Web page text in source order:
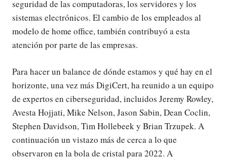
seguridad de las computadoras, los servidores y los
sistemas electrónicos. El cambio de los empleados al
modelo de home office, también contribuyó a esta
atención por parte de las empresas.
Para hacer un balance de dónde estamos y qué hay en el
horizonte, una vez más DigiCert, ha reunido a un equipo
de expertos en ciberseguridad, incluidos Jeremy Rowley,
Avesta Hojjati, Mike Nelson, Jason Sabin, Dean Coclin,
Stephen Davidson, Tim Hollebeek y Brian Trzupek. A
continuación un vistazo más de cerca a lo que
observaron en la bola de cristal para 2022. A